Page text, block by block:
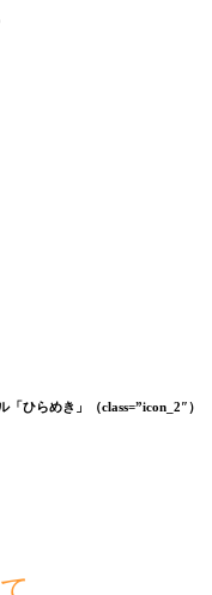
ひらめき」（class=”icon_2″）